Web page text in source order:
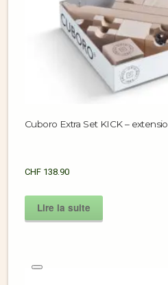
Cuboro Extra Set KICK –
CHF 138.90
Lire la suite